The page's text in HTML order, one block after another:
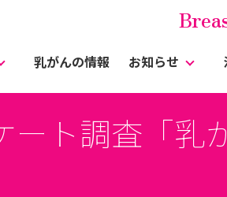
乳がんの情報 お知らせ
ート調査「乳